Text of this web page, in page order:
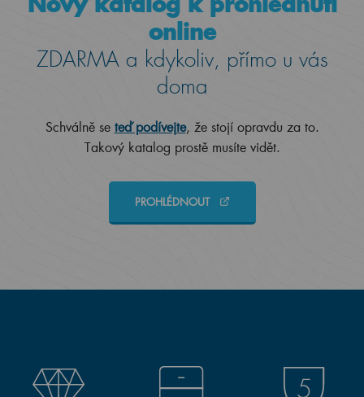
online
ZDARMA a kdykoliv, přímo u vás
doma
Schválně se teď podívejte, že stojí opravdu za to.
Takový katalog prostě musíte vidět.
PROHLÉDNOUT